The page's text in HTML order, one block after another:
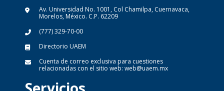
Av. Universidad No. 1001, Col Chamilpa, Cuernavaca,
Morelos, México. C.P. 62209
(777) 329-70-00
Directorio UAEM
Cuenta de correo exclusiva para cuestiones
relacionadas con el sitio web: web@uaem.mx